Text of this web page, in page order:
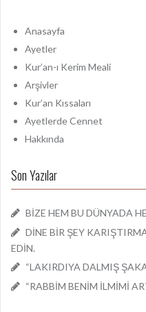
a
Anasayfa
Ayetler
Kur’an-ı Kerim Meali
Arşivler
Kur’an Kıssaları
Ayetlerde Cennet
Hakkında
Son Yazılar
BİZE HEM BU DÜNYADA
DİNE BİR ŞEY
EDİN.
“LAKIRDIYA DALMIŞ
“RABBİM BENİM İLMİMİ